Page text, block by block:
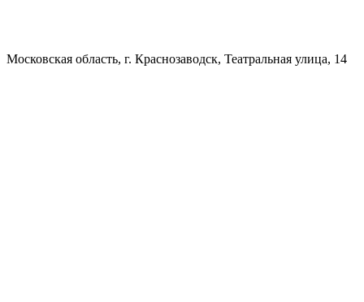
Московская область, г. Краснозаводск, Театральная улица, 14